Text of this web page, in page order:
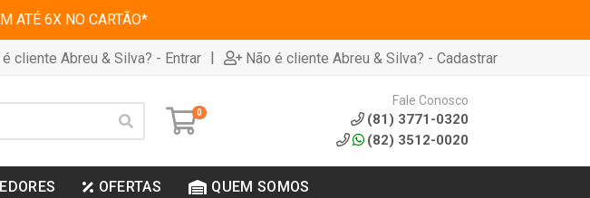
ATÉ 6X NO CARTÃO*
cliente Abreu & Silva? - Entrar | Não é cliente Abreu & Silva? - Cadastrar
0
Fale Conosco
(81) 3771-0320
(82) 3512-0020
OFERTAS QUEM SOMOS